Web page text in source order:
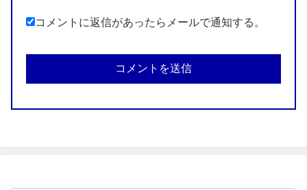
コメントに返信があったらメールで通知する。